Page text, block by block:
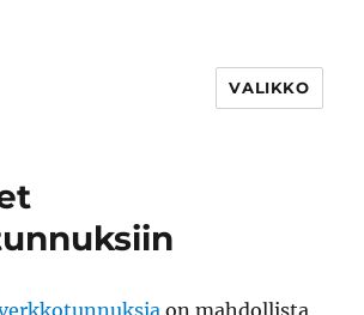
VALIKKO
on mahdollista